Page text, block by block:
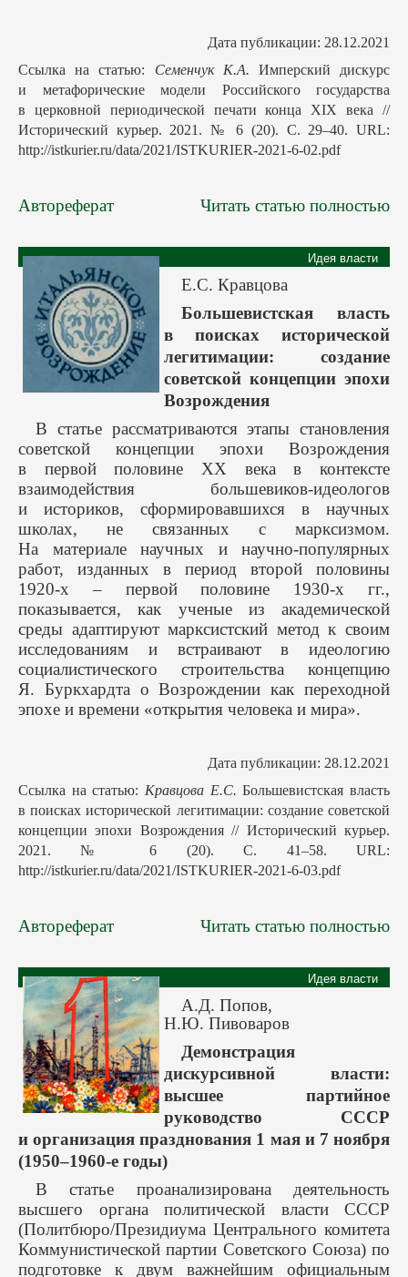
Дата публикации: 28.12.2021
Ссылка на статью: Семенчук К.А. Имперский дискурс
и метафорические модели Российского государства
в церковной периодической печати конца XIX века //
Исторический курьер. 2021. № 6 (20). С. 29–40. URL:
http://istkurier.ru/data/2021/ISTKURIER-2021-6-02.pdf
Автореферат Читать статью полностью
Идея власти
Е.С. Кравцова
Большевистская власть
в поисках исторической
легитимации: создание
советской концепции эпохи
Возрождения
В статье рассматриваются этапы становления
советской концепции эпохи Возрождения
в первой половине XX века в контексте
взаимодействия большевиков-идеологов
и историков, сформировавшихся в научных
школах, не связанных с марксизмом.
На материале научных и научно-популярных
работ, изданных в период второй половины
1920-х – первой половине 1930-х гг.,
показывается, как ученые из академической
среды адаптируют марксистский метод к своим
исследованиям и встраивают в идеологию
социалистического строительства концепцию
Я. Буркхардта о Возрождении как переходной
эпохе и времени «открытия человека и мира».
Дата публикации: 28.12.2021
Ссылка на статью: Кравцова Е.С. Большевистская власть
в поисках исторической легитимации: создание советской
концепции эпохи Возрождения // Исторический курьер.
2021. № 6 (20). С. 41–58. URL:
http://istkurier.ru/data/2021/ISTKURIER-2021-6-03.pdf
Автореферат Читать статью полностью
Идея власти
А.Д. Попов,
Н.Ю. Пивоваров
Демонстрация
дискурсивной власти:
высшее партийное
руководство СССР
и организация празднования 1 мая и 7 ноября
(1950–1960-е годы)
В статье проанализирована деятельность
высшего органа политической власти СССР
(Политбюро/Президиума Центрального комитета
Коммунистической партии Советского Союза) по
подготовке к двум важнейшим официальным